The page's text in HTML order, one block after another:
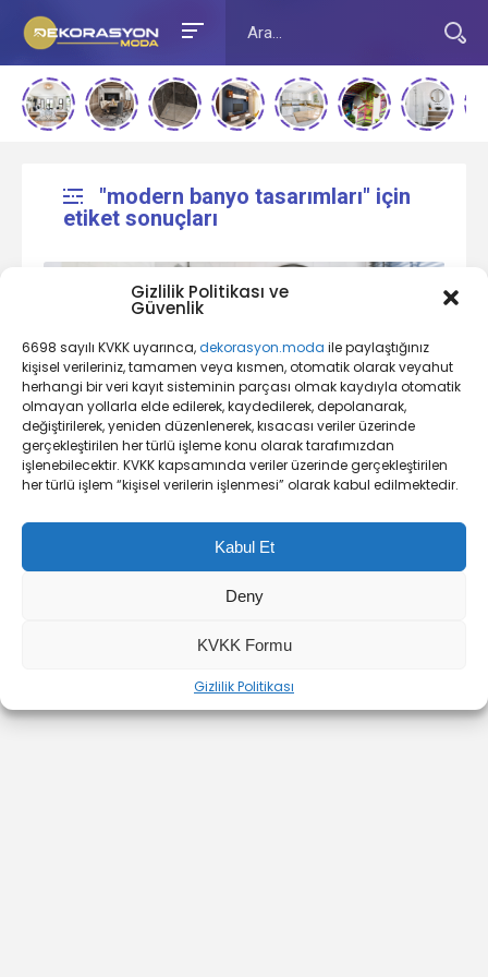
Gizlilik Politikası ve
Güvenlik
6698 sayılı KVKK uyarınca,dekorasyon.moda ile paylaştığınız
kişisel verileriniz, tamamen veya kısmen, otomatik olarak veyahut
herhangi bir veri kayıt sisteminin parçası olmak kaydıyla otomatik
olmayan yollarla elde edilerek, kaydedilerek, depolanarak,
değiştirilerek, yeniden düzenlenerek, kısacası veriler üzerinde
gerçekleştirilen her türlü işleme konu olarak tarafımızdan
işlenebilecektir. KVKK kapsamında veriler üzerinde gerçekleştirilen
her türlü işlem “kişisel verilerin işlenmesi” olarak kabul edilmektedir.
Kabul Et
Deny
KVKK Formu
Gizlilik Politikası
"modern banyo tasarımları" için
etiket sonuçları
Banyo Dekorasyon Nedir?